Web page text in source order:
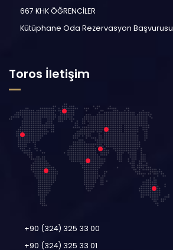
667 KHK ÖĞRENCİLER
Kütüphane Oda Rezervasyon Başvurusu
Toros İletişim
+90 (324) 325 33 00
+90 (324) 325 33 01